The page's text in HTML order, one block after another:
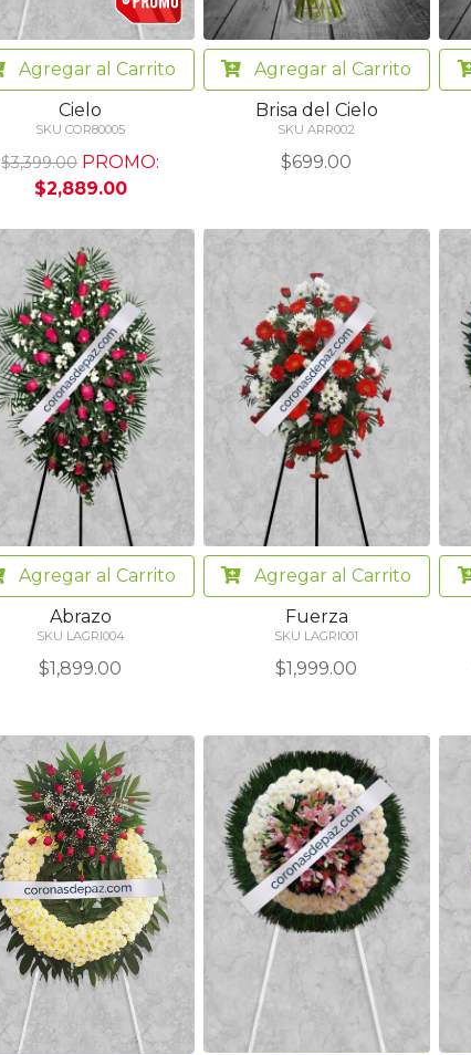
Agregar al Carrito
Cielo
SKU COR80005
$3,399.00 PROMO:
$2,889.00
Agregaral Carrito
Brisa del Cielo
SKU ARR002
$699.00
Agregar al Carrito
Abrazo
SKU LAGRI004
$1,899.00
Agregaral Carrito
Fuerza
SKU LAGRI001
$1,999.00